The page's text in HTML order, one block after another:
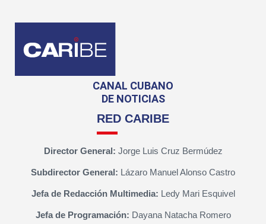
CANAL CUBANO
DE NOTICIAS
RED CARIBE
Director General: Jorge Luis Cruz Bermúdez
Subdirector General: Lázaro Manuel Alonso Castro
Jefa de Redacción Multimedia: Ledy Mari Esquivel
Jefa de Programación: Dayana Natacha Romero